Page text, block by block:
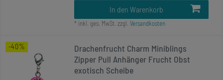
In den Warenkorb
* inkl. ges. MwSt. zzgl. Versandkosten
-40%
Drachenfrucht Charm Miniblings
Zipper Pull Anhänger Frucht Obst
exotisch Scheibe